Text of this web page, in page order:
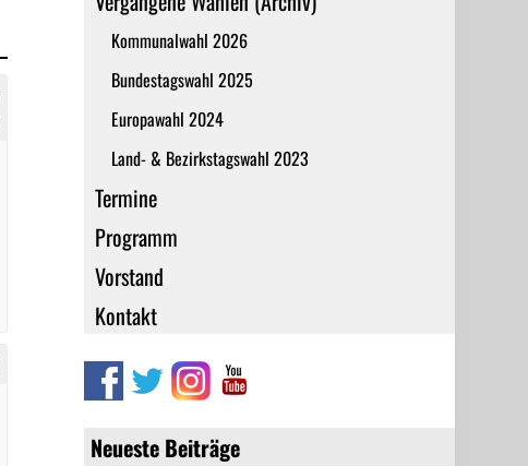
Kommunalwahl 2026
Bundestagswahl 2025
Europawahl 2024
Land- & Bezirkstagswahl 2023
Termine
Programm
Vorstand
Kontakt
Neueste Beiträge